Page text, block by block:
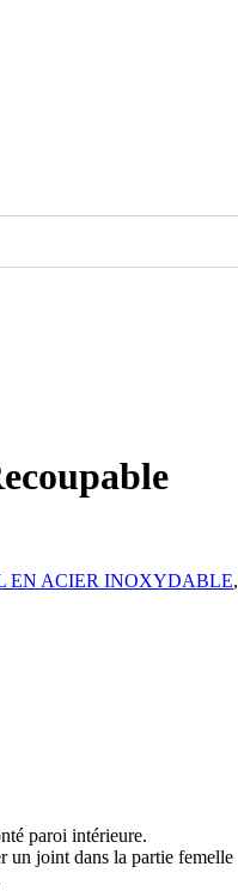
EN ACIER INOXYDABLE,
paroi intérieure.
un joint dans la partie femelle